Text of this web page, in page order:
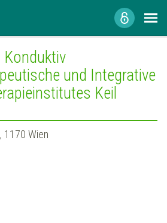
Konduktiv
und Integrative
Keil
1170 Wien